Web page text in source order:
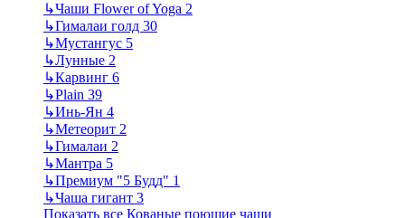
↳Чаши Flower of Yoga 2
↳Гималаи голд 30
↳Мустангус 5
↳Лунные 2
↳Карвинг 6
↳Plain 39
↳Инь-Ян 4
↳Метеорит 2
↳Гималаи 2
↳Мантра 5
↳Премиум "5 Будд" 1
↳Чаша гигант 3
Показать все Кованые поющие чаши